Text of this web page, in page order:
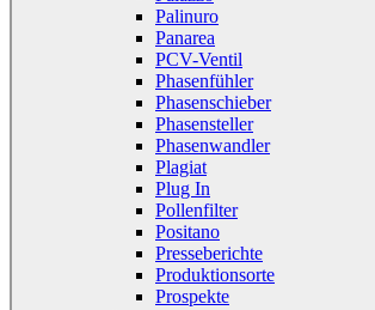
Palinuro
Panarea
PCV-Ventil
Phasenfühler
Phasenschieber
Phasensteller
Phasenwandler
Plagiat
Plug In
Pollenfilter
Positano
Presseberichte
Produktionsorte
Prospekte